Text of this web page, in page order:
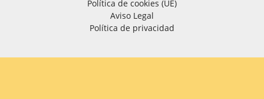
Política de cookies (UE)
Aviso Legal
Política de privacidad